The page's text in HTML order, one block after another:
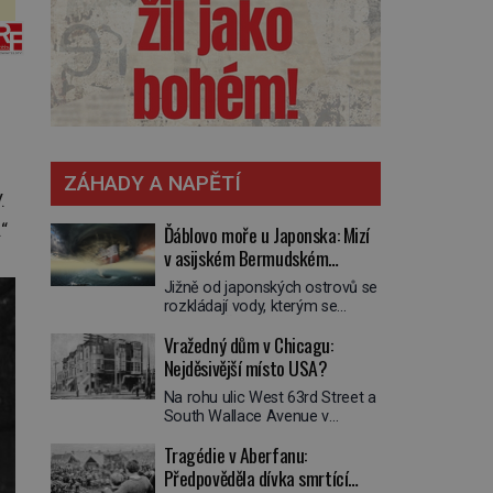
ZÁHADY A NAPĚTÍ
Ďáblovo moře u Japonska: Mizí
v asijském Bermudském
trojúhelníku lodě ve spárech
neznámé síly?
Jižně od japonských ostrovů se
rozkládají vody, kterým se
se o lodích mizejících beze
stopy, podivných světlech,
zrádných proudech i mořských
dracích, kteří měli tyto končiny
střežit už v dávných legendách.
trojúhelník skutečně prokletým
místem, nebo se zde jen
Vražedný dům v Chicagu:
Nejděsivější místo USA?
Na rohu ulic West 63rd Street a
South Wallace Avenue v
Nemá žádný speciální nápis ani
pamětní desku. A přesto prý
Tragédie v Aberfanu:
Předpověděla dívka smrtící